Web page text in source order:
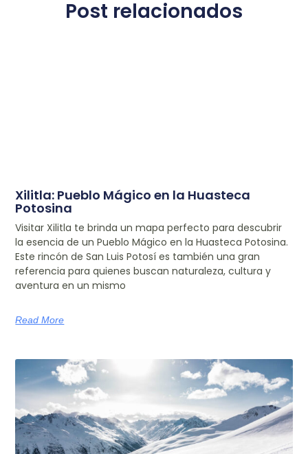
Post relacionados
Xilitla: Pueblo Mágico en la Huasteca
Potosina
Visitar Xilitla te brinda un mapa perfecto para descubrir
la esencia de un Pueblo Mágico en la Huasteca Potosina.
Este rincón de San Luis Potosí es también una gran
referencia para quienes buscan naturaleza, cultura y
aventura en un mismo
Read More